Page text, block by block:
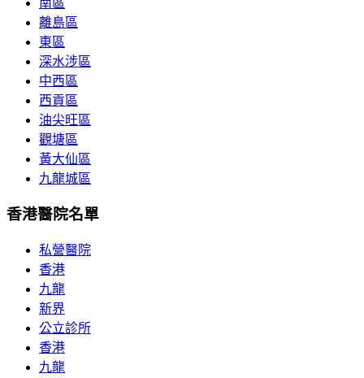
離島區
東區
深水涉區
中西區
西貢區
油尖旺區
觀塘區
黃大仙區
九龍城區
香港醫院名單
私營醫院
香港
九龍
新界
公立診所
香港
九龍